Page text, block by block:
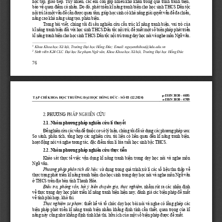
76
bảo vệ quan điểm cá nhân . Do đó, phát triển kĩnăng tranh biện cho học sinh THCS Dân tộc
nội trú là một vấn đề cần được quan tâm, giúp học sinh có khả năng giải quyết vấn đề đa chiều
nâng cao khả năng sáng tạo, phản biện.
Trong bài viết, chúng tôi đi sâu nghiên cứu cấu trúc kĩ năng tranh biện, vai trò của
kĩnăng tranh biện đối với học sinh THCS Dân tộc nội trú; đề xuất một số biện pháp phát triển
kĩ năng tranh biện cho học sinh THCS Dân tộc nội trú trong dạy học nói và nghe môn Ngữ văn.
1 Khoa Khoa học Xã hội, Trường Đại học Hồng Đức; Email: nguyenthihoa@hdu.edu.vn
2 Sinh viên K24 CLC Đại học Sư phạm Ngữ văn, Khoa Khoa học Xã hội, Trường Đại học Hồng Đức
TẠP CHÍ KHOA HỌC TRƯỜNG ĐẠI HỌC HỒNG ĐỨC SỐ 03 (12 .2024)
p- ISSN 3030
4695
e- ISSN 3030 4709
2. PHƯƠNG PHÁP NGHIÊN CỨU
2.1. Nhóm phương pháp nghiên cứu lí thuyết
Để nghiên cứu các vấn đề thuộc cơ sở lý luận, chúng tôi đã sử dụng các phương pháp sau:
So sánh, phân tích, tổng hợp các nghiên cứu, tài liệu có liên quan đến kĩ năng tranh biện,
hoạt động nói và nghe tương tác, đặc điểm tâm lí lứa tuổi học sinh bậc THCS.
2.2. Nhóm phương pháp nghiên cứu thực tiễn
Khảo sát thực tế việc vận dụng kĩ năng tranh biện trong dạy học nói và nghe môn
Ngữ văn.
Phương pháp phân tích dữ liệu: sử dụng trong quá trình xử lí các số liệu thu thập về
thực trạng phát triển kĩ năng tranh biện cho học sinh trong dạy học nói và nghe môn Ngữ văn
ở THCS trên địa bàn tỉnh Thanh Hóa.
Điều tra, phỏng vấn, hỏi ý kiến chuyên gia, thực nghiệm, nhằm rút ra các nhận định
về thực trạng dạy học phát triển kĩ năng tranh biện hiện nay, đánh giá các biện pháp đề xuất
về tính phù hợp, khả thi.
Thực nghiệm sư phạm: thiết kế và tổ chức dạy học bài nói và nghe có lồng ghép các
biện pháp phát triển kĩ năng tranh biện nhằm khẳng định tính cần thiết, quan trọng của kĩ
năng này cũng như khẳng định tính khả thi, hữu ích của một số biện pháp được đề xuất.